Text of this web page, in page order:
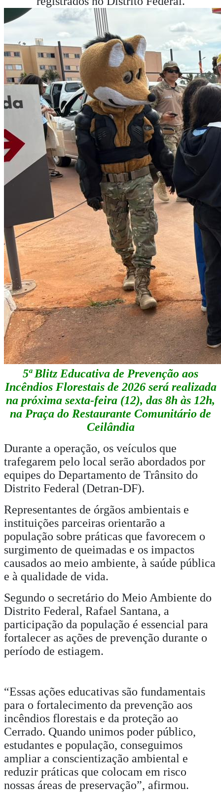
5ª Blitz Educativa de Prevenção aos
Incêndios Florestais de 2026 será realizada
na próxima sexta-feira (12), das 8h às 12h,
na Praça do Restaurante Comunitário de
Ceilândia
Durante a operação, os veículos que
trafegarem pelo local serão abordados por
equipes do Departamento de Trânsito do
Distrito Federal (Detran-DF).
Representantes de órgãos ambientais e
instituições parceiras orientarão a
população sobre práticas que favorecem o
surgimento de queimadas e os impactos
causados ao meio ambiente, à saúde pública
e à qualidade de vida.
Segundo o secretário do Meio Ambiente do
Distrito Federal, Rafael Santana, a
participação da população é essencial para
fortalecer as ações de prevenção durante o
período de estiagem.
“Essas ações educativas são fundamentais
para o fortalecimento da prevenção aos
incêndios florestais e da proteção ao
Cerrado. Quando unimos poder público,
estudantes e população, conseguimos
ampliar a conscientização ambiental e
reduzir práticas que colocam em risco
nossas áreas de preservação”, afirmou.